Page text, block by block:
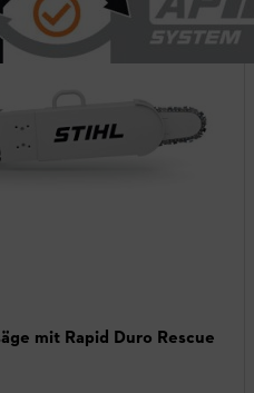
mit Rapid Duro Rescue